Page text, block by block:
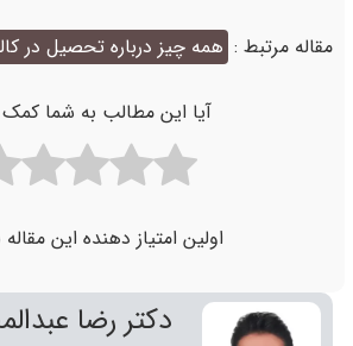
مقاله مرتبط : همه چیز درباره تحصیل در
آیا این مطالب به شما
اولین امتیاز دهنده این
دکتر رضا